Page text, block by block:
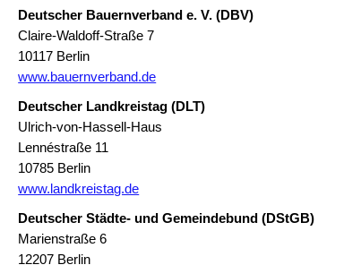
Deutscher Bauernverband e. V. (DBV)
Claire-Waldoff-Straße 7
10117 Berlin
www.bauernverband.de
Deutscher Landkreistag (DLT)
Ulrich-von-Hassell-Haus
Lennéstraße 11
10785 Berlin
www.landkreistag.de
Deutscher Städte- und Gemeindebund (DStGB)
Marienstraße 6
12207 Berlin